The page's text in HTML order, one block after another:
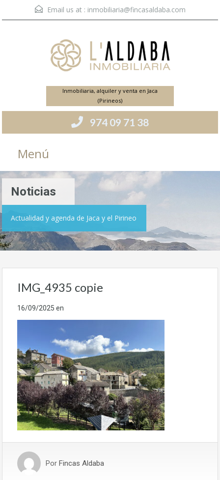
Email us at : inmobiliaria@fincasaldaba.com
Inmobiliaria, alquiler y venta en Jaca
(Pirineos)
974 09 71 38
Menú
Noticias
Actualidad y agenda de Jaca y el Pirineo
IMG_4935 copie
16/09/2025 en
Por Fincas Aldaba